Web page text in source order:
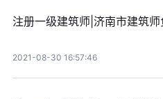
注册一级建筑师|济南市建筑师
2021-08-30 16:57:46